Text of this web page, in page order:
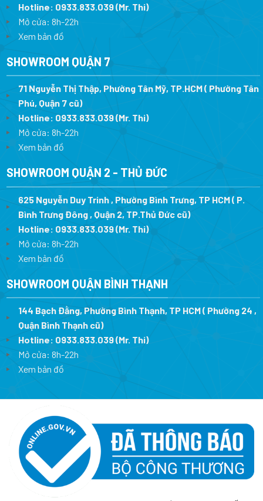
Hotline: 0933.833.039(Mr. Thi)
Mở cửa: 8h-22h
Xem bản đồ
SHOWROOM QUẬN 7
71 Nguyễn Thị Thập, Phường Tân Mỹ, TP.HCM ( Phường Tân
Phú, Quận 7 cũ)
Hotline: 0933.833.039(Mr. Thi)
Mở cửa: 8h-22h
Xem bản đồ
SHOWROOM QUẬN 2 - THỦ ĐỨC
625 Nguyễn Duy Trinh , Phường Bình Trưng, TP HCM ( P.
Bình Trưng Đông , Quận 2, TP.Thủ Đức cũ)
Hotline: 0933.833.039(Mr. Thi)
Mở cửa: 8h-22h
Xem bản đồ
SHOWROOM QUẬN BÌNH THẠNH
144 Bạch Đằng, Phường Bình Thạnh, TP HCM ( Phường 24 ,
Quận Bình Thạnh cũ)
Hotline: 0933.833.039(Mr. Thi)
Mở cửa: 8h-22h
Xem bản đồ